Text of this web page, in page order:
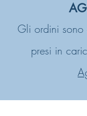
Gli ordini sono
presi in